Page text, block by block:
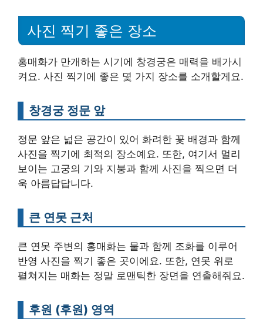
사진 찍기 좋은 장소
홍매화가 만개하는 시기에 창경궁은 매력을 배가시
켜요. 사진 찍기에 좋은 몇 가지 장소를 소개할게요.
창경궁 정문 앞
정문 앞은 넓은 공간이 있어 화려한 꽃 배경과 함께
사진을 찍기에 최적의 장소예요. 또한, 여기서 멀리
보이는 고궁의 기와 지붕과 함께 사진을 찍으면 더
욱 아름답답니다.
큰 연못 근처
큰 연못 주변의 홍매화는 물과 함께 조화를 이루어
반영 사진을 찍기 좋은 곳이에요. 또한, 연못 위로
펼쳐지는 매화는 정말 로맨틱한 장면을 연출해줘요.
후원 (후원) 영역